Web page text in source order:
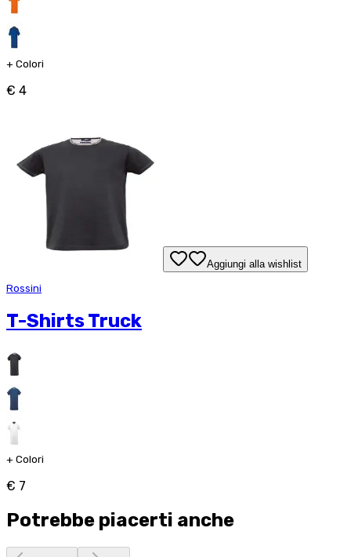
+ Colori
€ 4
Aggiungi alla wishlist
Rossini
T-Shirts Truck
+ Colori
€ 7
Potrebbe piacerti anche